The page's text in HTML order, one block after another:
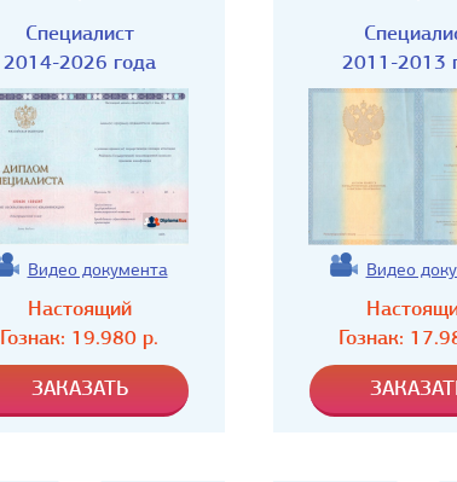
Специалист
2014-2026 года
Видео документа
Настоящий
Гознак: 19.980 р.
2011-2013
Видео
Гознак: